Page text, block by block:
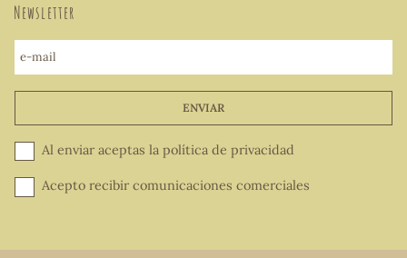
Newsletter
e-mail
ENVIAR
Al enviar aceptas la política de privacidad
Acepto recibir comunicaciones comerciales